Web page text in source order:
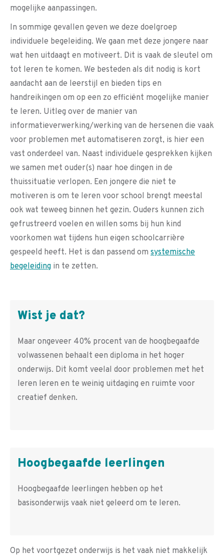
mogelijke aanpassingen.
In sommige gevallen geven we deze doelgroep
individuele begeleiding. We gaan met deze jongere naar
wat hen uitdaagt en motiveert. Dit is vaak de sleutel om
tot leren te komen. We besteden als dit nodig is kort
aandacht aan de leerstijl en bieden tips en
handreikingen om op een zo efficiënt mogelijke manier
te leren. Uitleg over de manier van
informatieverwerking/werking van de hersenen die vaak
voor problemen met automatiseren zorgt, is hier een
vast onderdeel van. Naast individuele gesprekken kijken
we samen met ouder(s) naar hoe dingen in de
thuissituatie verlopen. Een jongere die niet te
motiveren is om te leren voor school brengt meestal
ook wat teweeg binnen het gezin. Ouders kunnen zich
gefrustreerd voelen en willen soms bij hun kind
voorkomen wat tijdens hun eigen schoolcarrière
gespeeld heeft. Het is dan passend om systemische
begeleiding in te zetten.
Wist je dat?
Maar ongeveer 40% procent van de hoogbegaafde
volwassenen behaalt een diploma in het hoger
onderwijs. Dit komt veelal door problemen met het
leren leren en te weinig uitdaging en ruimte voor
creatief denken.
Hoogbegaafde leerlingen
Hoogbegaafde leerlingen hebben op het
basisonderwijs vaak niet geleerd om te leren.
Op het voortgezet onderwijs is het vaak niet makkelijk